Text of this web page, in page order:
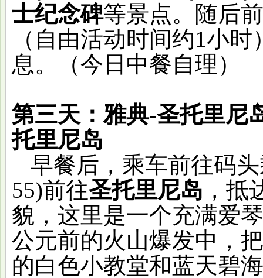
士纪念碑等景点。随后
（自由活动时间约1小时
息。（今日中餐自理）
第三天：雅典-圣托
托里尼岛
早餐后，乘车前往码
55)前往圣托里尼岛 ，
貌，这里是一个充满爱
公元前的火山爆发中，
的白色小教堂和蓝天碧